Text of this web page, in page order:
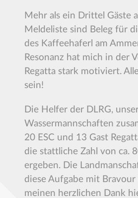
Mehr als ein Drittel Gäste
Meldeliste sind Beleg für
des Kaffeehaferl am
Resonanz hat mich in der
Regatta stark motiviert.
sein!
Die Helfer der DLRG,
Wassermannschaften
20 ESC und 13 Gast
die stattliche Zahl von ca.
ergeben. Die
diese Aufgabe mit
meinen herzlichen Dank